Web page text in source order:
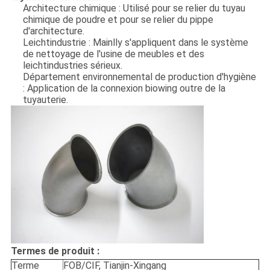
Architecture chimique : Utilisé pour se relier du tuyau
chimique de poudre et pour se relier du pippe
d'architecture.
Leichtindustrie : Mainlly s'appliquent dans le système
de nettoyage de l'usine de meubles et des
leichtindustries sérieux.
Département environnemental de production d'hygiène
: Application de la connexion biowing outre de la
tuyauterie.
Termes de produit :
Terme
FOB/CIF, Tianjin-Xingang